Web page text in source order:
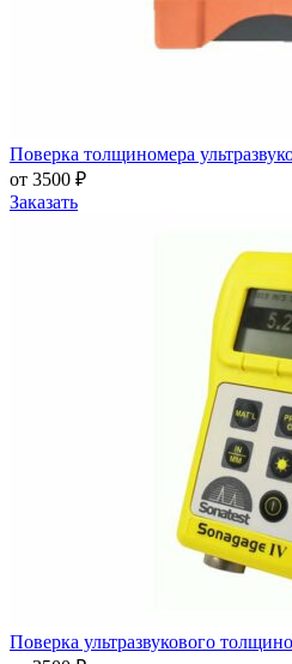
Поверка толщиномера
от 3500 ₽
Заказать
Поверка ультразвукового